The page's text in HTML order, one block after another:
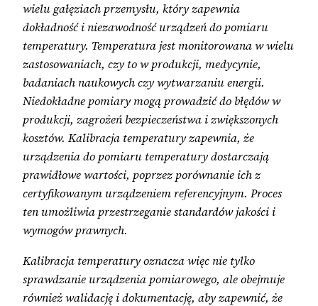
wielu gałęziach przemysłu, który zapewnia
dokładność i niezawodność urządzeń do pomiaru
temperatury. Temperatura jest monitorowana w wielu
zastosowaniach, czy to w produkcji, medycynie,
badaniach naukowych czy wytwarzaniu energii.
Niedokładne pomiary mogą prowadzić do błędów w
produkcji, zagrożeń bezpieczeństwa i zwiększonych
kosztów. Kalibracja temperatury zapewnia, że
urządzenia do pomiaru temperatury dostarczają
prawidłowe wartości, poprzez porównanie ich z
certyfikowanym urządzeniem referencyjnym. Proces
ten umożliwia przestrzeganie standardów jakości i
wymogów prawnych.
Kalibracja temperatury oznacza więc nie tylko
sprawdzanie urządzenia pomiarowego, ale obejmuje
również walidację i dokumentację, aby zapewnić, że